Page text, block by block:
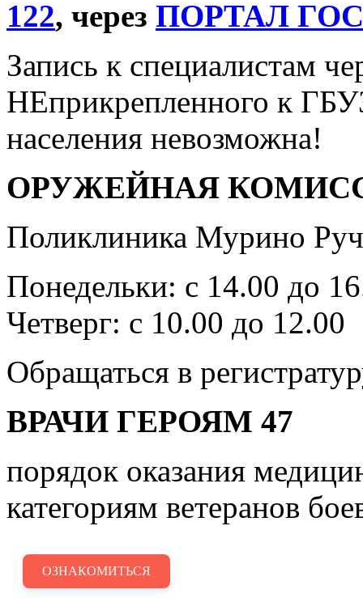
122, через ПОРТАЛ
Запись к специалистам
НЕприкрепленного к
населения невозможна!
ОРУЖЕЙНАЯ
Поликлиника Мурино
Понедельки: с 14.00 до
Четверг: с 10.00 до 12.00
Обращаться в
ВРАЧИ ГЕРОЯМ 47
порядок оказания
категориям ветеранов
ОЗНАКОМИТЬСЯ